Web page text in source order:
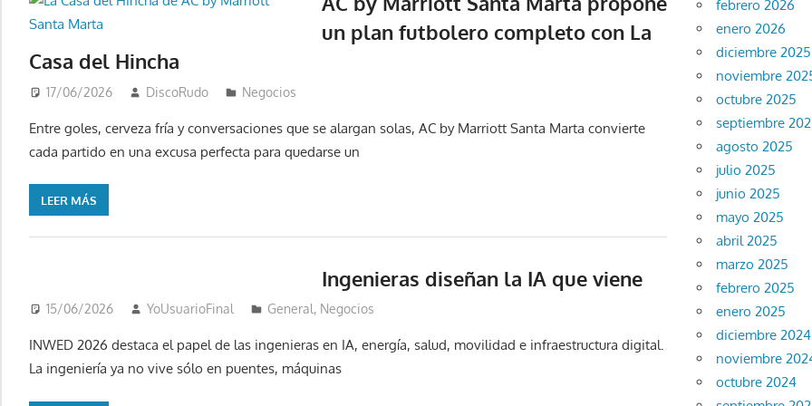
un plan futbolero completo con La
Casa del Hincha
17/06/2026 DiscoRudo Negocios
Entre goles, cerveza fría y conversaciones que se alargan solas, AC by Marriott Santa Marta convierte
cada partido en una excusa perfecta para quedarse un
LEER MÁS
Ingenieras diseñan la IA que viene
15/06/2026 YoUsuarioFinal General, Negocios
INWED 2026 destaca el papel de las ingenieras en IA, energía, salud, movilidad e infraestructura digital.
La ingeniería ya no vive sólo en puentes, máquinas
febrero 2026
enero 2026
diciembre 2025
noviembre
octubre 2025
septiembre
agosto 2025
julio 2025
junio 2025
mayo 2025
abril 2025
marzo 2025
febrero 2025
enero 2025
diciembre 2024
noviembre
octubre 2024